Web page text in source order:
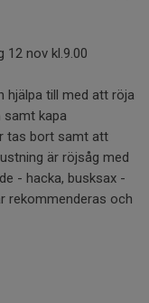
12 nov kl.9.00
hjälpa till med att röja
samt kapa
tas bort samt att
är röjsåg med
- hacka, busksax -
rekommenderas och